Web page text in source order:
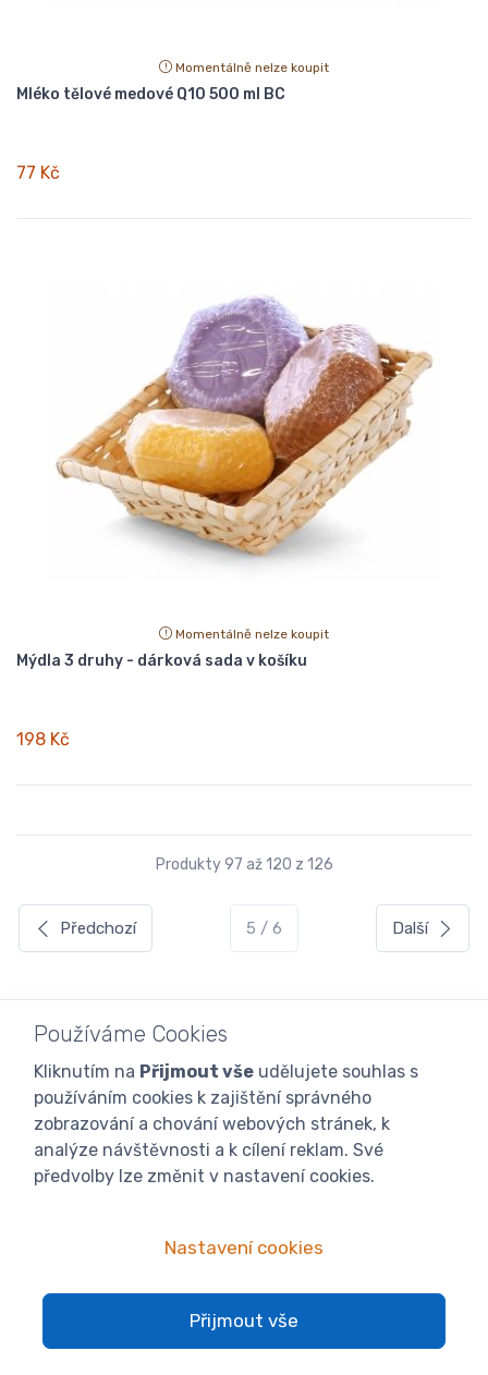
Momentálně nelze koupit
Mléko tělové medové Q10 500 ml BC
77 Kč
Momentálně nelze koupit
Mýdla 3 druhy - dárková sada v košíku
198 Kč
Produkty 97 až 120 z 126
Předchozí 5 / 6 Další
dále sprchové gely nebo medové krémy vhodné pro
všechny typy pleti. Vašepleťvám jistě za kvalitní
hýčkání poděkuje. Tatokosmetikaje čistě
má vysokéregenerační, hojivé, ale také omlazující
účinky. Ocení ji ženy, muži i děti.
Používáme Cookies
Kliknutím na Přijmout vše udělujete souhlas s
používáním cookies k zajištění správného
zobrazování a chování webových stránek, k
analýze návštěvnosti a k cílení reklam. Své
předvolby lze změnit v nastavení cookies.
Nastavení cookies
Přijmout vše